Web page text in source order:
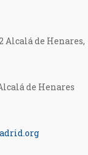
Alcalá de Henares,
de Henares